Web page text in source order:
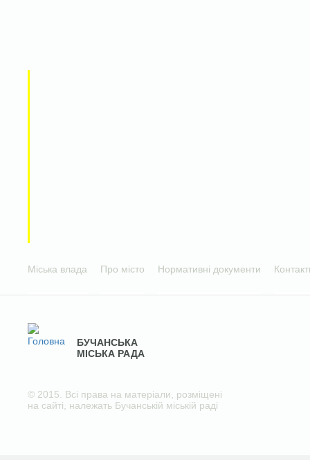
Міська влада Про місто Нормативні документи
БУЧАНСЬКА
МІСЬКА РАДА
© 2015. Всі права на матеріали, розміщені
на сайті, належать Бучанській міській раді